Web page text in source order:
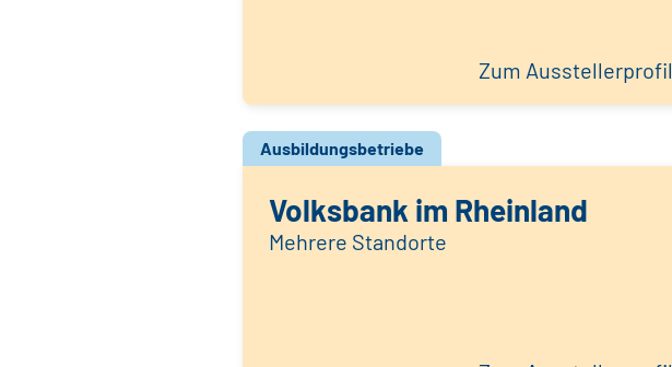
Zum Ausstellerprofil
Ausbildungsbetriebe
Volksbank im Rheinland
Mehrere Standorte